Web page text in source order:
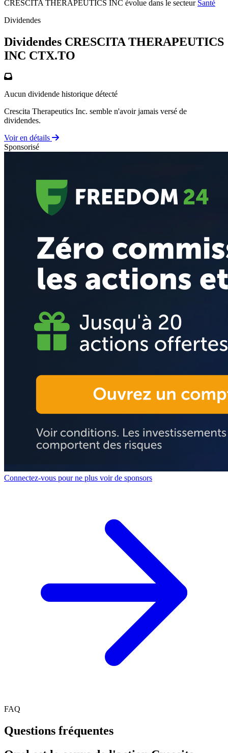
CRESCITA THERAPEUTICS INC évolue dans le secteur Santé
Dividendes
Dividendes CRESCITA THERAPEUTICS
INC CTX.TO
Aucun dividende historique détecté
Crescita Therapeutics Inc. semble n'avoir jamais versé de
dividendes.
Voir en détails
Sponsorisé
Connectez-vous pour ne plus voir de sponsors
FAQ
Questions fréquentes